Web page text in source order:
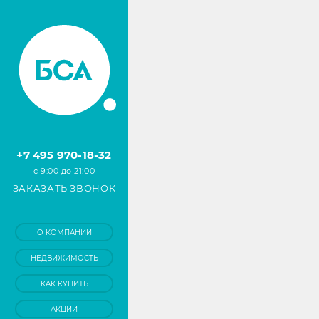
+7 495 970-18-32
с 9:00 до 21:00
ЗАКАЗАТЬ ЗВОНОК
О КОМПАНИИ
НЕДВИЖИМОСТЬ
КАК КУПИТЬ
АКЦИИ